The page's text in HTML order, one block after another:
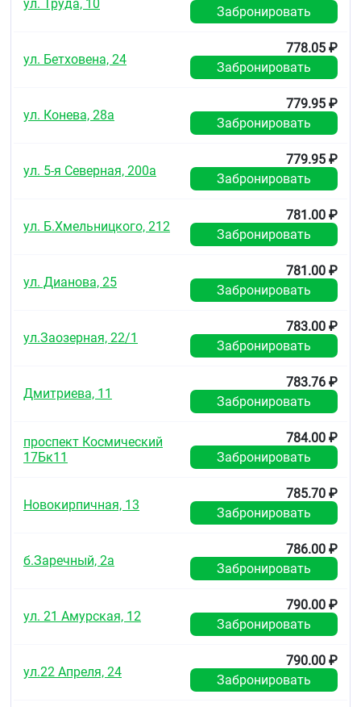
ул. Труда, 10 Забронировать
ул. Бетховена, 24
778.05 ₽
Забронировать
ул. Конева, 28а
779.95 ₽
Забронировать
ул. 5-я Северная, 200а
779.95 ₽
Забронировать
ул. Б.Хмельницкого, 212
781.00 ₽
Забронировать
ул. Дианова, 25
781.00 ₽
Забронировать
ул.Заозерная, 22/1
783.00 ₽
Забронировать
Дмитриева, 11
783.76 ₽
Забронировать
проспект Космический
17Бк11
784.00 ₽
Забронировать
Новокирпичная, 13
785.70 ₽
Забронировать
б.Заречный, 2а
786.00 ₽
Забронировать
ул. 21 Амурская, 12
790.00 ₽
Забронировать
ул.22 Апреля, 24
790.00 ₽
Забронировать